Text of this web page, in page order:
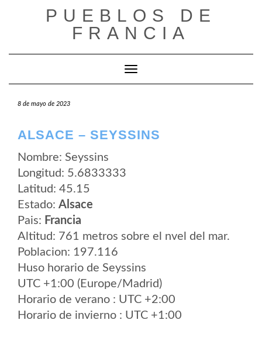
PUEBLOS DE
FRANCIA
Cambiar modo de navegación
8 de mayo de 2023
ALSACE – SEYSSINS
Nombre: Seyssins
Longitud: 5.6833333
Latitud: 45.15
Estado: Alsace
Pais: Francia
Altitud: 761 metros sobre el nvel del mar.
Poblacion: 197.116
Huso horario de Seyssins
UTC +1:00 (Europe/Madrid)
Horario de verano : UTC +2:00
Horario de invierno : UTC +1:00